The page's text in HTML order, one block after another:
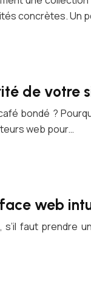
concrètes. Un
de votre
bondé ?
web pour…
web
s’il faut